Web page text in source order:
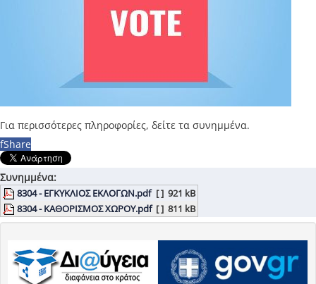
Για περισσότερες πληροφορίες, δείτε τα συνημμένα.
fShare
Συνημμένα:
8304 - ΕΓΚΥΚΛΙΟΣ ΕΚΛΟΓΩΝ.pdf [ ] 921 kB
8304 - ΚΑΘΟΡΙΣΜΟΣ ΧΩΡΟΥ.pdf [ ] 811 kB